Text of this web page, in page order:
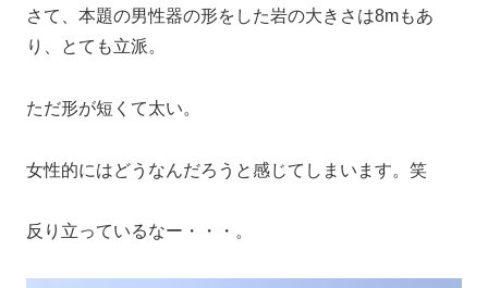
さて、本題の男性器の形をした岩の大きさは8mもあ
り、とても立派。
ただ形が短くて太い。
女性的にはどうなんだろうと感じてしまいます。笑
反り立っているなー・・・。